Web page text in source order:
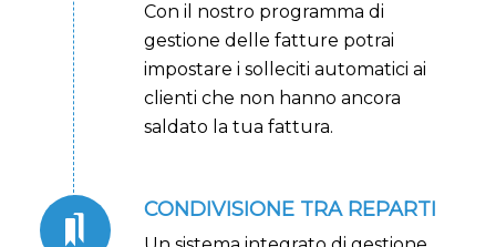
Con il nostro programma di
gestione delle fatture potrai
impostare i solleciti automatici ai
clienti che non hanno ancora
saldato la tua fattura.
CONDIVISIONE TRA REPARTI